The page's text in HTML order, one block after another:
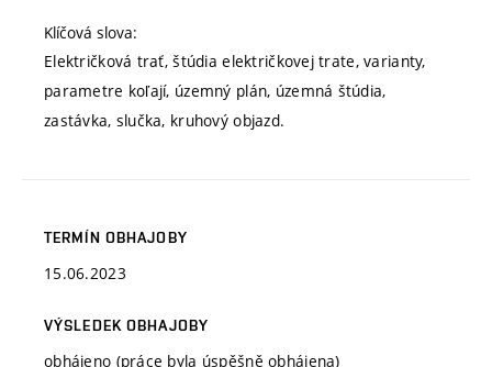
Klíčová slova:
Električková trať, štúdia električkovej trate, varianty,
parametre koľají, územný plán, územná štúdia,
zastávka, slučka, kruhový objazd.
TERMÍN OBHAJOBY
15.06.2023
VÝSLEDEK OBHAJOBY
obhájeno (práce byla úspěšně obhájena)